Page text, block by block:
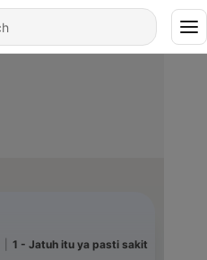
1 - Jatuh itu ya pasti sakit